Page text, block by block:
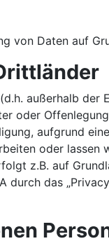
von Daten auf
außerhalb der
oder
aufgrund
oder lassen
z.B. auf
durch das